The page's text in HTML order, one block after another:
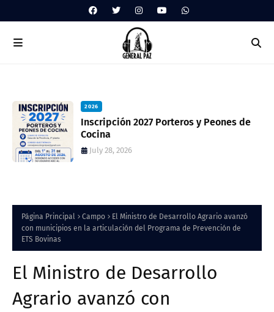
2026
Inscripción 2027 Porteros y Peones de
Cocina
July 28, 2026
Página Principal Campo
El Ministro de Desarrollo Agrario avanzó
con municipios en la articulación del Programa de Prevención de
ETS Bovinas
El Ministro de Desarrollo
Agrario avanzó con